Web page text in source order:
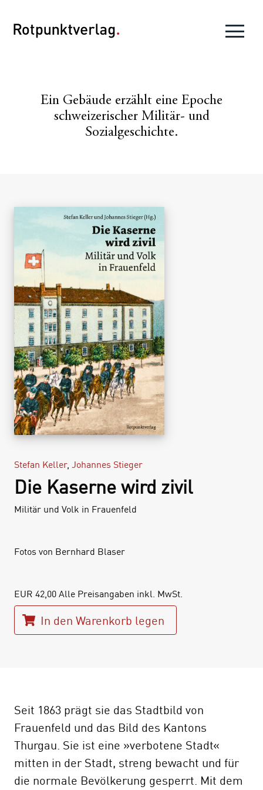
Ein Gebäude erzählt eine Epoche
schweizerischer Militär- und
Sozialgeschichte.
Stefan Keller, Johannes Stieger
Die Kaserne wird zivil
Militär und Volk in Frauenfeld
Fotos von Bernhard Blaser
EUR 42,00 Alle Preisangaben inkl. MwSt.
In den Warenkorb legen
Seit 1863 prägt sie das Stadtbild von
Frauenfeld und das Bild des Kantons
Thurgau. Sie ist eine »verbotene Stadt«
mitten in der Stadt, streng bewacht und für
die normale Bevölkerung gesperrt. Mit dem